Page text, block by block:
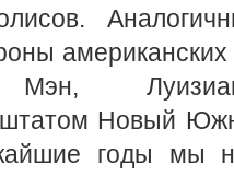
Мэн,
штатом Новый
годы мы